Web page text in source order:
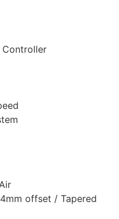
Controller
offset / Tapered